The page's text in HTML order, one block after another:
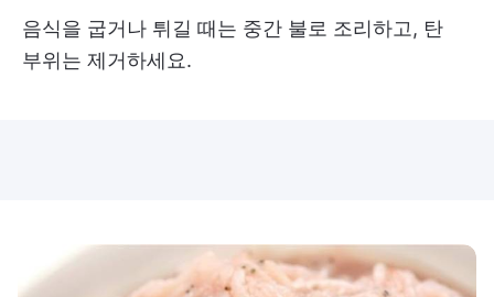
음식을 굽거나 튀길 때는 중간 불로 조리하고, 탄
부위는 제거하세요.